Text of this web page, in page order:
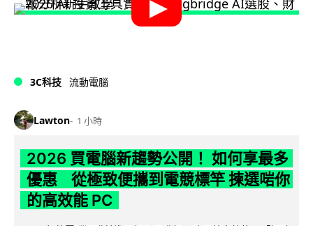
3C科技 流動電腦
Lawton 1 小時
2026 買電腦新趨勢公開！ 如何享最多
優惠 從極致便攜到電競標竿 揀選啱你
的高效能 PC